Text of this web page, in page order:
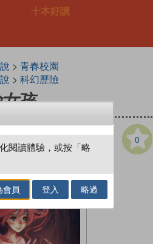
十本好讀
> 青春校園
> 科幻歷險
孩
0
閱讀體驗，或按「略
會員 登入 略過